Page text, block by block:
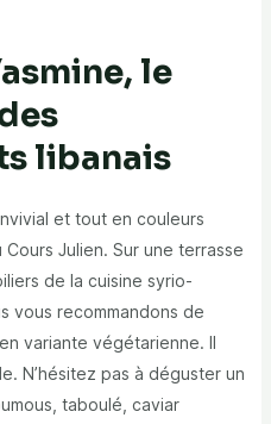
le
libanais
et tout en couleurs
Julien. Sur une terrasse
de la cuisine syrio-
vous recommandons de
variante végétarienne. Il
N’hésitez pas à déguster un
taboulé, caviar